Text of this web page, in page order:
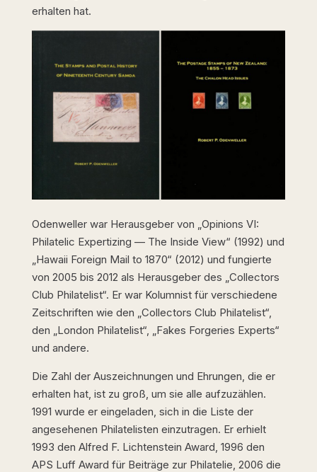
erhalten hat.
Odenweller war Herausgeber von „Opinions VI:
Philatelic Expertizing — The Inside View“ (1992) und
„Hawaii Foreign Mail to 1870“ (2012) und fungierte
von 2005 bis 2012 als Herausgeber des „Collectors
Club Philatelist“. Er war Kolumnist für verschiedene
Zeitschriften wie den „Collectors Club Philatelist“,
den „London Philatelist“, „Fakes Forgeries Experts“
und andere.
Die Zahl der Auszeichnungen und Ehrungen, die er
erhalten hat, ist zu groß, um sie alle aufzuzählen.
1991 wurde er eingeladen, sich in die Liste der
angesehenen Philatelisten einzutragen. Er erhielt
1993 den Alfred F. Lichtenstein Award, 1996 den
APS Luff Award für Beiträge zur Philatelie, 2006 die